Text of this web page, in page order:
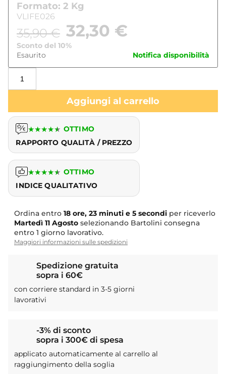
Formato: 2 Kg
VLIFE026
35,90€ 32,30 €
Sconto del 10%
Esaurito
Notifica disponibilità
Aggiungi al carrello
★★★★★ OTTIMO
RAPPORTO QUALITÀ / PREZZO
★★★★★ OTTIMO
INDICE QUALITATIVO
Ordina entro 18 ore, 23 minuti e 5 secondi per riceverlo
Martedì 11 Agosto selezionando Bartolini consegna
entro 1 giorno lavorativo.
Maggiori informazioni sulle spedizioni
Spedizione gratuita
sopra i 60€
con corriere standard in 3-5 giorni
lavorativi
-3% di sconto
sopra i 300€ di spesa
applicato automaticamente al carrello al
raggiungimento della soglia